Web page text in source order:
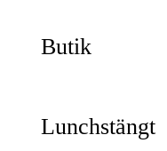
Butik
Lunchstängt